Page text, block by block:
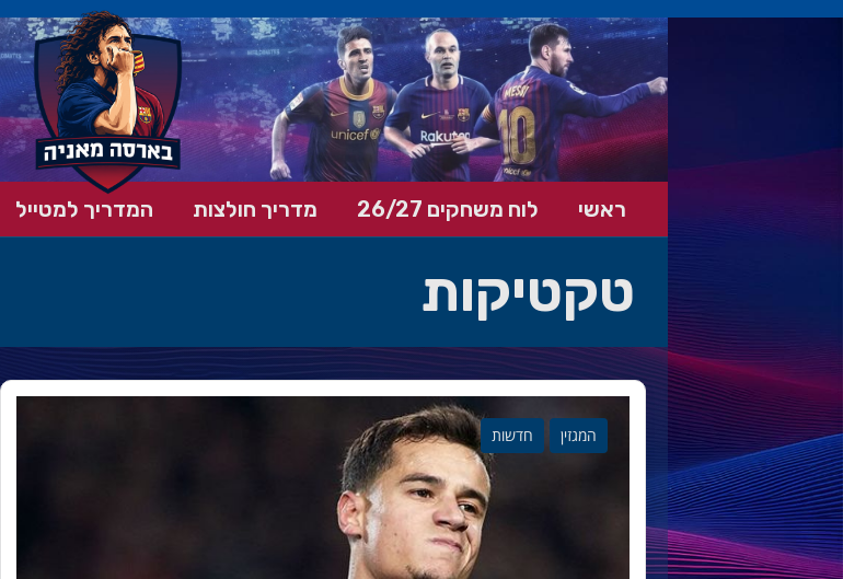
ראשי לוח משחקים 26/27 מדריך חולצות המדריך למטייל
טקטיקות
המגזין חדשות